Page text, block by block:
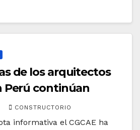
de los arquitectos
Perú continúan
CONSTRUCTORIO
informativa el CGCAE ha